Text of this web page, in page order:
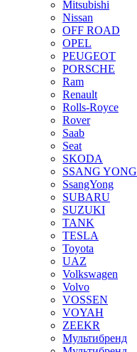
Mitsubishi
Nissan
OFF ROAD
OPEL
PEUGEOT
PORSCHE
Ram
Renault
Rolls-Royce
Rover
Saab
Seat
SKODA
SSANG YONG
SsangYong
SUBARU
SUZUKI
TANK
TESLA
Toyota
UAZ
Volkswagen
Volvo
VOSSEN
VOYAH
ZEEKR
Мультибренд